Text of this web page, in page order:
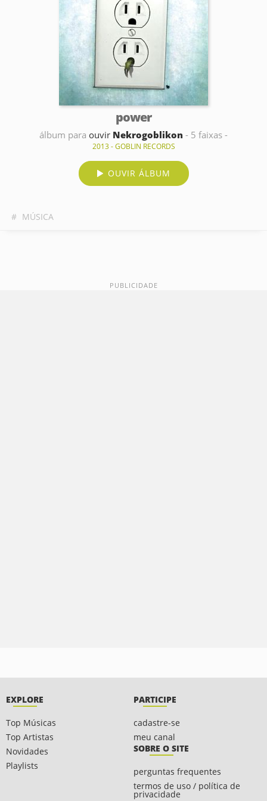
power
álbum para ouvir Nekrogoblikon - 5 faixas -
2013 - GOBLIN RECORDS
OUVIR ÁLBUM
# MÚSICA
EXPLORE
Top Músicas
Top Artistas
Novidades
Playlists
PARTICIPE
cadastre-se
meu canal
SOBRE O SITE
perguntas frequentes
termos de uso / política de
privacidade